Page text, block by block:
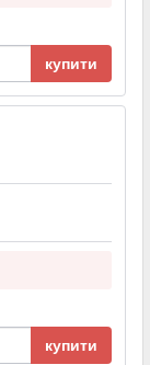
купити
купити